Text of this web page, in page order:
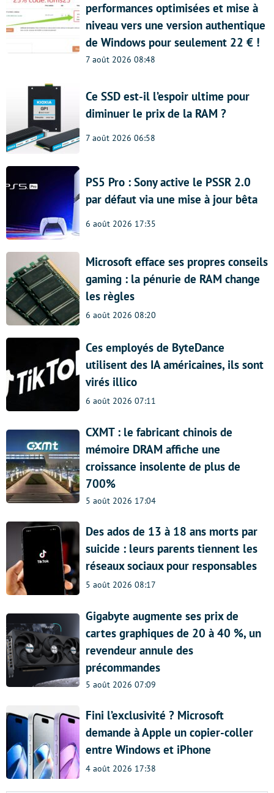
performances optimisées et mise à
niveau vers une version authentique
de Windows pour seulement 22 € !
7 août 2026 08:48
Ce SSD est-il l’espoir ultime pour
diminuer le prix de la RAM ?
7 août 2026 06:58
PS5 Pro : Sony active le PSSR 2.0
par défaut via une mise à jour bêta
6 août 2026 17:35
Microsoft efface ses propres conseils
gaming : la pénurie de RAM change
les règles
6 août 2026 08:20
Ces employés de ByteDance
utilisent des IA américaines, ils sont
virés illico
6 août 2026 07:11
CXMT : le fabricant chinois de
mémoire DRAM affiche une
croissance insolente de plus de
700%
5 août 2026 17:04
Des ados de 13 à 18 ans morts par
suicide : leurs parents tiennent les
réseaux sociaux pour responsables
5 août 2026 08:17
Gigabyte augmente ses prix de
cartes graphiques de 20 à 40 %, un
revendeur annule des
précommandes
5 août 2026 07:09
Fini l’exclusivité ? Microsoft
demande à Apple un copier-coller
entre Windows et iPhone
4 août 2026 17:38